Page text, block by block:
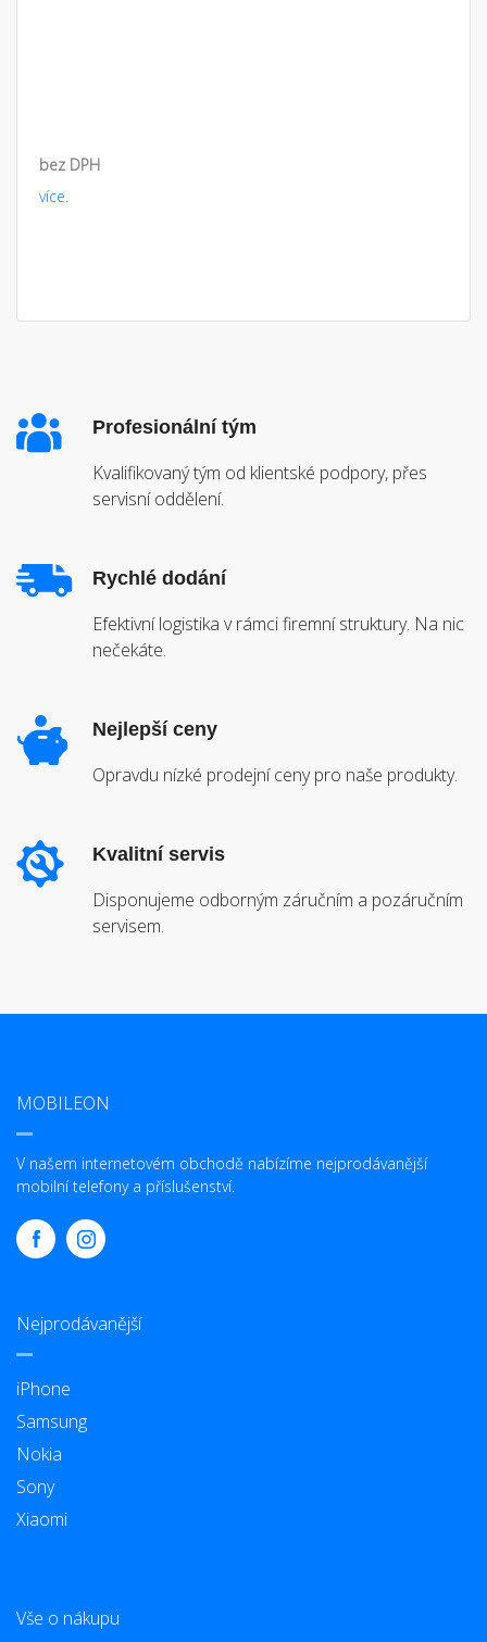
bez DPH
více.
Profesionální tým
Kvalifikovaný tým od klientské podpory, přes
servisní oddělení.
Rychlé dodání
Efektivní logistika v rámci firemní struktury. Na nic
nečekáte.
Nejlepší ceny
Opravdu nízké prodejní ceny pro naše produkty.
Kvalitní servis
Disponujeme odborným záručním a pozáručním
servisem.
MOBILEON
V našem internetovém obchodě nabízíme nejprodávanější
mobilní telefony a příslušenství.
Nejprodávanější
iPhone
Samsung
Nokia
Sony
Xiaomi
Vše o nákupu